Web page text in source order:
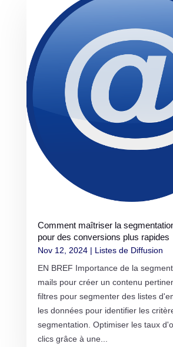
Comment maîtriser la
pour des conversions plus rapides
Nov 12, 2024| Listes de Diffusion
EN BREF Importance de la
mails pour créer un contenu
filtres pour segmenter des listes
les données pour identifier les
segmentation. Optimiser les taux
clics grâce à une...